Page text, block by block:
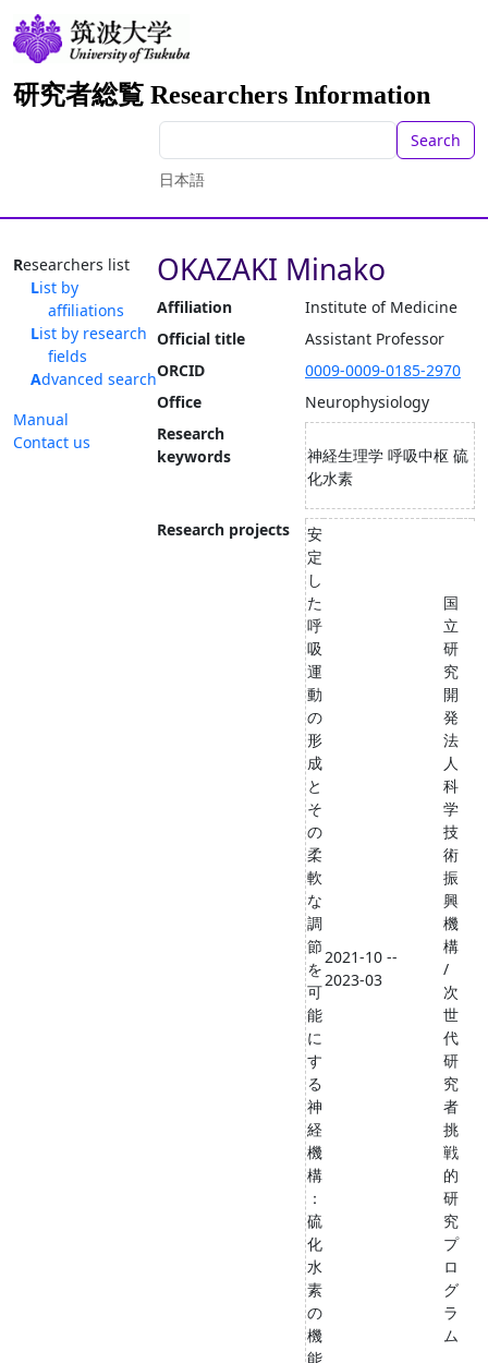
研究者総覧 Researchers Information
Search
日本語
Researchers list
List by
affiliations
List by research
fields
Advanced search
Manual
Contact us
OKAZAKI Minako
Affiliation
Institute of Medicine
Official title
Assistant Professor
ORCID
0009-0009-0185-2970
Office
Neurophysiology
Research
keywords
神経生理学 呼吸中枢 硫
化水素
Research projects
安
定
し
た
呼
吸
運
動
の
形
成
と
そ
の
柔
軟
な
調
節
を
可
能
に
す
る
神
経
機
構
：
硫
化
水
素
の
機
能
2021-10 --
2023-03
国
立
研
究
開
発
法
人
科
学
技
術
振
興
機
構
/
次
世
代
研
究
者
挑
戦
的
研
究
プ
ロ
グ
ラ
ム